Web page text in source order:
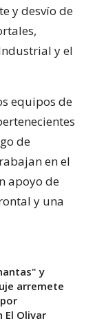
y desvío de
y el
equipos de
de
en el
apoyo de
y una
y
arremete
El Olivar